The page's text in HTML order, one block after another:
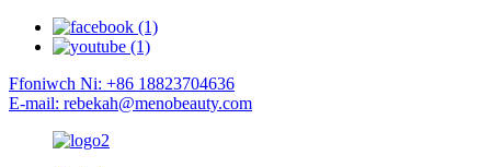
Ffoniwch Ni: +86 18823704636
E-mail: rebekah@menobeauty.com